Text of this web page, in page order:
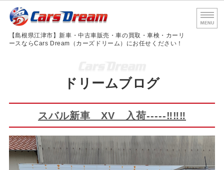
島根
【島根県江津市】新車・中古車販売・車の買取・車検・カーリ
ースならCars Dream（カーズドリーム）にお任せください！
車検・法定点検
会社概要
お問い合わせ
ドリームブログ
スバル新車 XV 入荷-----‼‼‼